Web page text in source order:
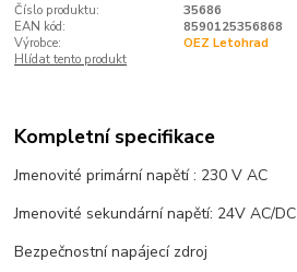
Číslo produktu:
35686
EAN kód:
8590125356868
Výrobce:
OEZ Letohrad
Hlídat tento produkt
Kompletní specifikace
Jmenovité primární napětí : 230 V AC
Jmenovité sekundární napětí: 24V AC/DC
Bezpečnostní napájecí zdroj